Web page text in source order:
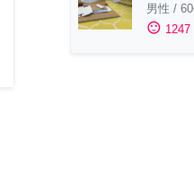
男性 /
sentiment_satisfied 1247